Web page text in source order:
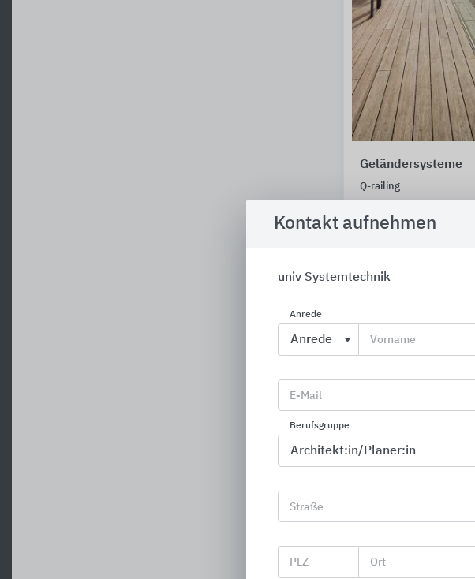
Geländersysteme
Q-railing
Kontakt aufnehmen
univ Systemtechnik
Anrede
Vorname
E-Mail
Berufsgruppe
Straße
PLZ Ort